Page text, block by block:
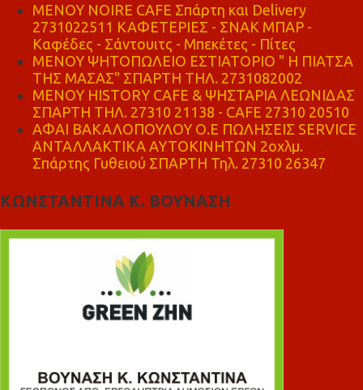
MENOY NOIRE CAFE Σπάρτη και Delivery
2731022511 ΚΑΦΕΤΕΡΙΕΣ - ΣΝΑΚ ΜΠΑΡ -
Καφέδες - Σάντουιτς - Μπεκέτες - Πίτες
ΜΕΝΟΥ ΨΗΤΟΠΩΛΕΙΟ ΕΣΤΙΑΤΟΡΙΟ " Η ΠΙΑΤΣΑ
ΤΗΣ ΜΑΣΑΣ" ΣΠΑΡΤΗ ΤΗΛ. 2731082002
ΜΕΝΟΥ HISTORY CAFE & ΨΗΣΤΑΡΙΑ ΛΕΩΝΙΔΑΣ
ΣΠΑΡΤΗ ΤΗΛ. 27310 21138 - CAFE 27310 20510
ΑΦΑΙ ΒΑΚΑΛΟΠΟΥΛΟΥ Ο.Ε ΠΩΛΗΣΕΙΣ SERVICE
ΑΝΤΑΛΛΑΚΤΙΚΑ ΑΥΤΟΚΙΝΗΤΩΝ 2οχλμ.
Σπάρτης Γυθειού ΣΠΑΡΤΗ Τηλ. 27310 26347
ΚΩΝΣΤΑΝΤΙΝΑ Κ. ΒΟΥΝΑΣΗ